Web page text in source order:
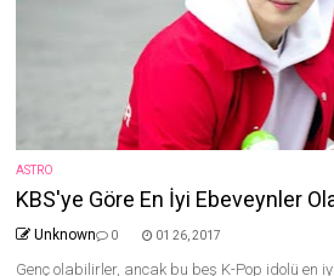
ASTRO
KBS'ye Göre En İyi Ebeveynler
Unknown 0 01 26, 2017
Genç olabilirler, ancak bu beş K-Pop idolü en